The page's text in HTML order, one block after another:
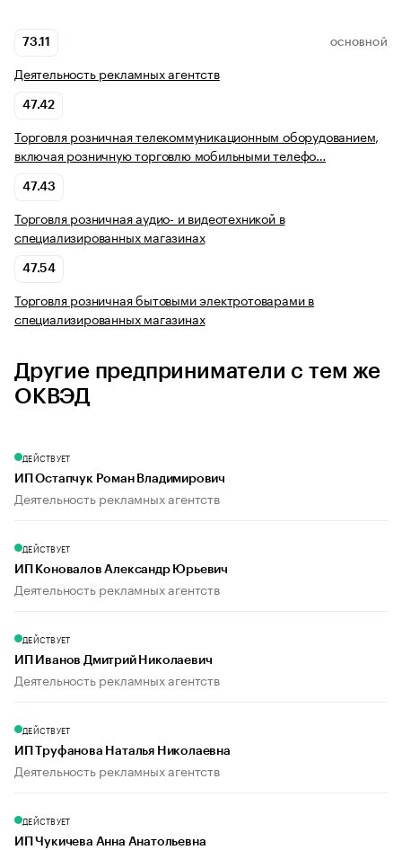
73.11 ОСНОВНОЙ
Деятельность рекламных агентств
47.42
Торговля розничная телекоммуникационным оборудованием,
включая розничную торговлю мобильными телефо…
47.43
Торговля розничная аудио- и видеотехникой в
специализированных магазинах
47.54
Торговля розничная бытовыми электротоварами в
специализированных магазинах
Другие предприниматели с тем же
ОКВЭД
ДЕЙСТВУЕТ
ИП Остапчук Роман Владимирович
Деятельность рекламных агентств
ДЕЙСТВУЕТ
ИП Коновалов Александр Юрьевич
Деятельность рекламных агентств
ДЕЙСТВУЕТ
ИП Иванов Дмитрий Николаевич
Деятельность рекламных агентств
ДЕЙСТВУЕТ
ИП Труфанова Наталья Николаевна
Деятельность рекламных агентств
ДЕЙСТВУЕТ
ИП Чукичева Анна Анатольевна